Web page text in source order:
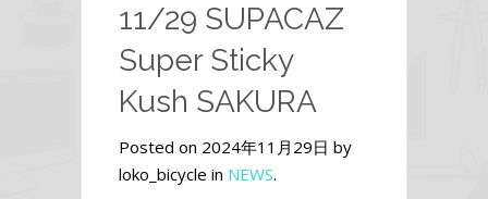
11/29 SUPACAZ
Super Sticky
Kush SAKURA
Posted on 2024年11月29日 by
loko_bicycle in NEWS.